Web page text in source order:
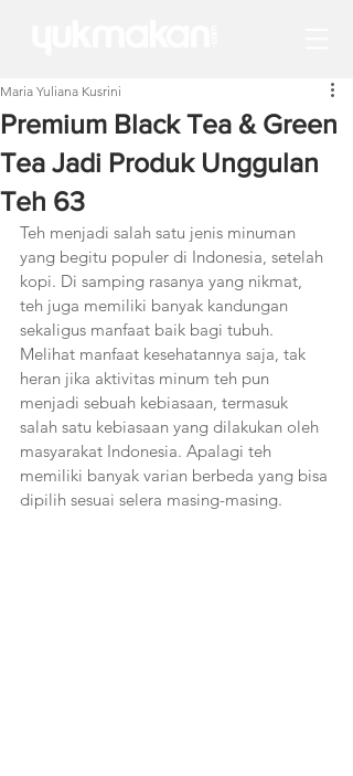
Premium Black Tea & Green
Tea Jadi Produk Unggulan
Teh 63
Maria Yuliana Kusrini
Teh menjadi salah satu jenis minuman
yang begitu populer di Indonesia, setelah
kopi. Di samping rasanya yang nikmat,
teh juga memiliki banyak kandungan
sekaligus manfaat baik bagi tubuh.
Melihat manfaat kesehatannya saja, tak
heran jika aktivitas minum teh pun
menjadi sebuah kebiasaan, termasuk
salah satu kebiasaan yang dilakukan oleh
masyarakat Indonesia. Apalagi teh
memiliki banyak varian berbeda yang bisa
dipilih sesuai selera masing-masing.